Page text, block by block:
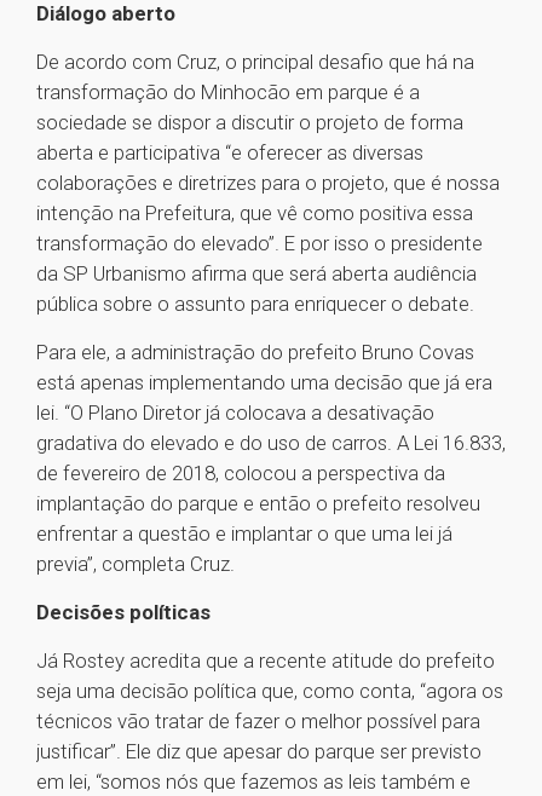
Diálogo aberto
De acordo com Cruz, o principal desafio que há na
transformação do Minhocão em parque é a
sociedade se dispor a discutir o projeto de forma
aberta e participativa “e oferecer as diversas
colaborações e diretrizes para o projeto, que é nossa
intenção na Prefeitura, que vê como positiva essa
transformação do elevado”. E por isso o presidente
da SP Urbanismo afirma que será aberta audiência
pública sobre o assunto para enriquecer o debate.
Para ele, a administração do prefeito Bruno Covas
está apenas implementando uma decisão que já era
lei. “O Plano Diretor já colocava a desativação
gradativa do elevado e do uso de carros. A Lei 16.833,
de fevereiro de 2018, colocou a perspectiva da
implantação do parque e então o prefeito resolveu
enfrentar a questão e implantar o que uma lei já
previa”, completa Cruz.
Decisões políticas
Já Rostey acredita que a recente atitude do prefeito
seja uma decisão política que, como conta, “agora os
técnicos vão tratar de fazer o melhor possível para
justificar”. Ele diz que apesar do parque ser previsto
em lei, “somos nós que fazemos as leis também e